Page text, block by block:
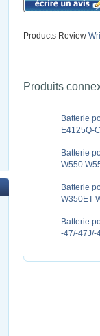
Products Review
Produits
Batterie
E4125Q-
Batterie
W550
Batterie
W350ET
Batterie
-47/-47J/-